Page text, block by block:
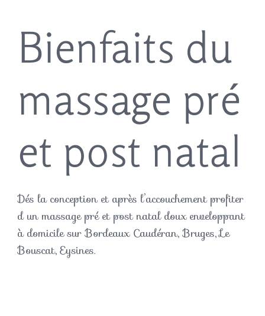
Bienfaits du
massage pré
et post natal
Dés la conception et après l’accouchement profiter
d un massage pré et post natal doux enveloppant
à domicile sur Bordeaux Caudéran, Bruges, Le
Bouscat, Eysines.